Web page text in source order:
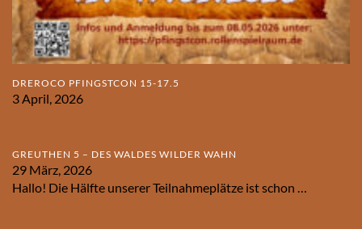
DREROCO PFINGSTCON 15-17.5
3 April, 2026
GREUTHEN 5 – DES WALDES WILDER WAHN
29 März, 2026
Hallo! Die Hälfte unserer Teilnahmeplätze ist schon